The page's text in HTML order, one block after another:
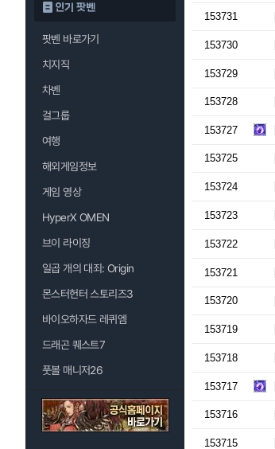
인기 팟벤
팟벤 바로가기
치지직
차벤
걸그룹
여행
해외게임정보
게임 영상
HyperX OMEN
브이 라이징
일곱 개의 대죄: Origin
몬스터헌터 스토리즈3
바이오하자드 레퀴엠
드래곤 퀘스트7
풋볼 매니저26
153731
153730
153729
153728
153727
153725
153724
153723
153722
153721
153720
153719
153718
153717
153716
153715